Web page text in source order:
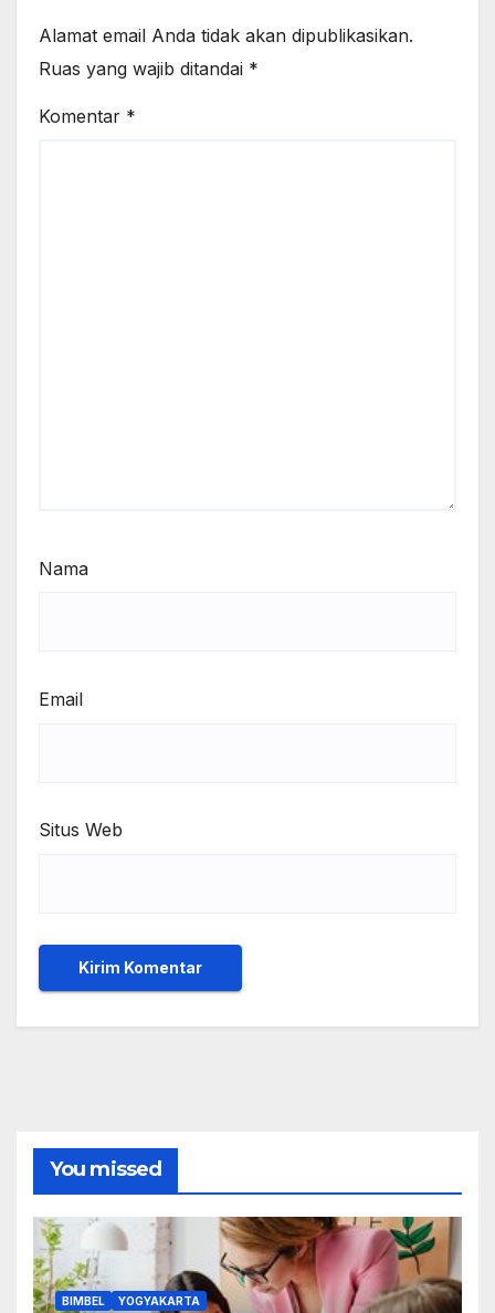
Alamat email Anda tidak akan dipublikasikan.
Ruas yang wajib ditandai *
Komentar *
Nama
Email
Situs Web
You missed
BIMBEL YOGYAKARTA